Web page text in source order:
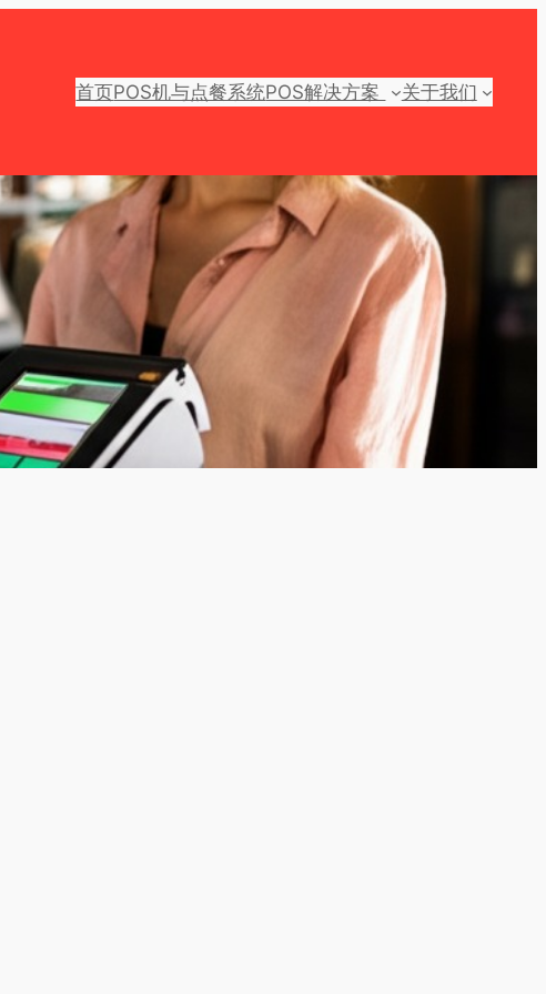
首页POS机与点餐系统POS解决方案 关于我们